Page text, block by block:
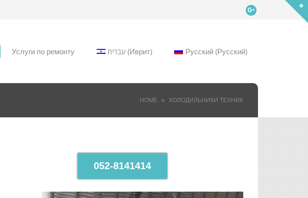
Услуги по ремонту עברית (Иврит) Русский(Русский)
HOME » ХОЛОДИЛЬНИКИ ТЕХНИК
052-8141414